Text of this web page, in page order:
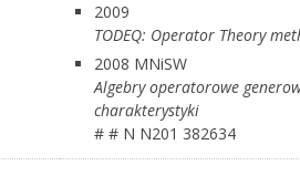
2009
TODEQ: Operator Theory
2008 MNiSW
Algebry operatorowe
charakterystyki
# # N N201 382634